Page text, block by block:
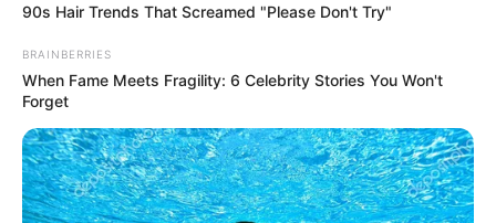
Posted
in
Elárulta! ÍGY segít a háttérből
volt férjének Varga Judit
90s Hair Trends That Screamed "Please Don't Try"
BRAINBERRIES
When Fame Meets Fragility: 6 Celebrity Stories You Won't
Forget